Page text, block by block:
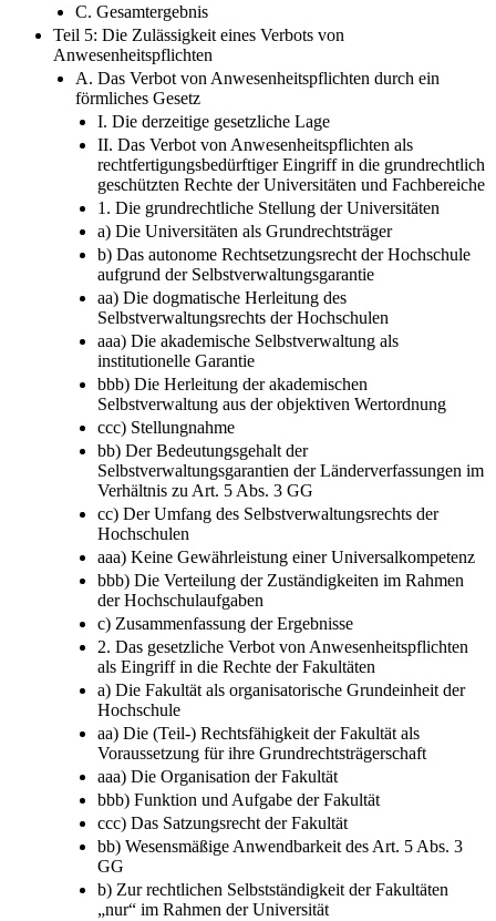
C. Gesamtergebnis
Teil 5: Die Zulässigkeit eines Verbots von
Anwesenheitspflichten
A. Das Verbot von Anwesenheitspflichten durch ein
förmliches Gesetz
I. Die derzeitige gesetzliche Lage
II. Das Verbot von Anwesenheitspflichten als
rechtfertigungsbedürftiger Eingriff in die grundrechtlich
geschützten Rechte der Universitäten und Fachbereiche
1. Die grundrechtliche Stellung der Universitäten
a) Die Universitäten als Grundrechtsträger
b) Das autonome Rechtsetzungsrecht der Hochschule
aufgrund der Selbstverwaltungsgarantie
aa) Die dogmatische Herleitung des
Selbstverwaltungsrechts der Hochschulen
aaa) Die akademische Selbstverwaltung als
institutionelle Garantie
bbb) Die Herleitung der akademischen
Selbstverwaltung aus der objektiven Wertordnung
ccc) Stellungnahme
bb) Der Bedeutungsgehalt der
Selbstverwaltungsgarantien der Länderverfassungen im
Verhältnis zu Art. 5 Abs. 3 GG
cc) Der Umfang des Selbstverwaltungsrechts der
Hochschulen
aaa) Keine Gewährleistung einer Universalkompetenz
bbb) Die Verteilung der Zuständigkeiten im Rahmen
der Hochschulaufgaben
c) Zusammenfassung der Ergebnisse
2. Das gesetzliche Verbot von Anwesenheitspflichten
als Eingriff in die Rechte der Fakultäten
a) Die Fakultät als organisatorische Grundeinheit der
Hochschule
aa) Die (Teil-) Rechtsfähigkeit der Fakultät als
Voraussetzung für ihre Grundrechtsträgerschaft
aaa) Die Organisation der Fakultät
bbb) Funktion und Aufgabe der Fakultät
ccc) Das Satzungsrecht der Fakultät
bb) Wesensmäßige Anwendbarkeit des Art. 5 Abs. 3
GG
b) Zur rechtlichen Selbstständigkeit der Fakultäten
„nur“ im Rahmen der Universität